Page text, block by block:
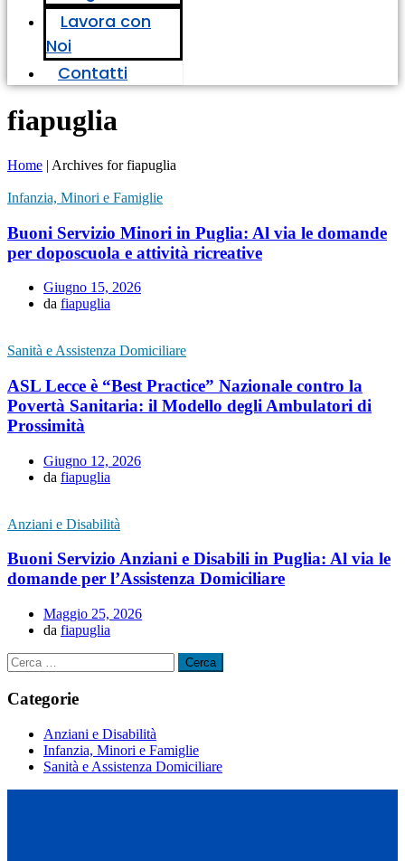
Lavora con
Noi
Contatti
fiapuglia
Home | Archives for fiapuglia
Infanzia, Minori e Famiglie
Buoni Servizio Minori in Puglia: Al via le domande
per doposcuola e attività ricreative
Giugno 15, 2026
da fiapuglia
Sanità e Assistenza Domiciliare
ASL Lecce è “Best Practice” Nazionale contro la
Povertà Sanitaria: il Modello degli Ambulatori di
Prossimità
Giugno 12, 2026
da fiapuglia
Anziani e Disabilità
Buoni Servizio Anziani e Disabili in Puglia: Al via le
domande per l’Assistenza Domiciliare
Maggio 25, 2026
da fiapuglia
Ricerca
per:
Categorie
Anziani e Disabilità
Infanzia, Minori e Famiglie
Sanità e Assistenza Domiciliare